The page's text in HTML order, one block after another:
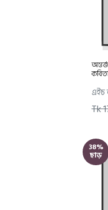
এইচ
Tk
38%
ছাড়